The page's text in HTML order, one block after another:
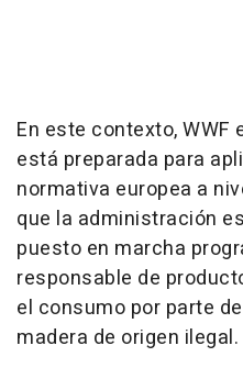
En este contexto, WWF
está preparada para
normativa europea a
que la administración
puesto en marcha
responsable de
el consumo por parte
madera de origen ilegal.